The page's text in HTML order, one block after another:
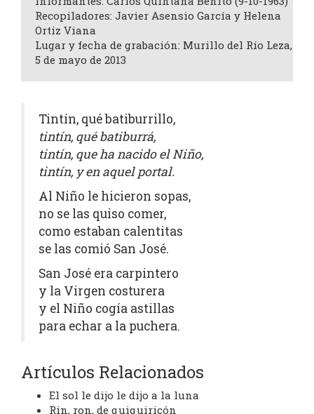
Recopiladores: Javier Asensio García y Helena
Ortiz Viana
Lugar y fecha de grabación: Murillo del Río Leza,
5 de mayo de 2013
Tintín, qué batiburrillo,
tintín, qué batiburrá,
tintín, que ha nacido el Niño,
tintín, y en aquel portal.
Al Niño le hicieron sopas,
no se las quiso comer,
como estaban calentitas
se las comió San José.
San José era carpintero
y la Virgen costurera
y el Niño cogía astillas
para echar a la puchera.
Artículos Relacionados
El sol le dijo le dijo a la luna
Rin, ron, de quiquiricón